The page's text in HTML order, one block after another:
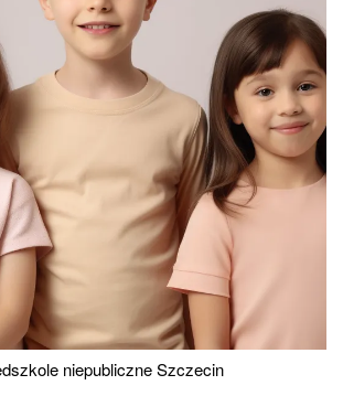
niepubliczne Szczecin